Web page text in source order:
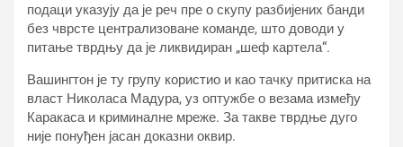
подаци указују да је реч пре о скупу разбијених банди
без чврсте централизоване команде, што доводи у
питање тврдњу да је ликвидиран „шеф картела“.
Вашингтон је ту групу користио и као тачку притиска на
власт Николаса Мадура, уз оптужбе о везама између
Каракаса и криминалне мреже. За такве тврдње дуго
није понуђен јасан доказни оквир.